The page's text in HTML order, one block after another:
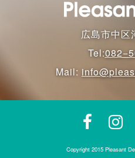
広島市中区
Tel:
Mail:
Copyright 2015 Pleasant